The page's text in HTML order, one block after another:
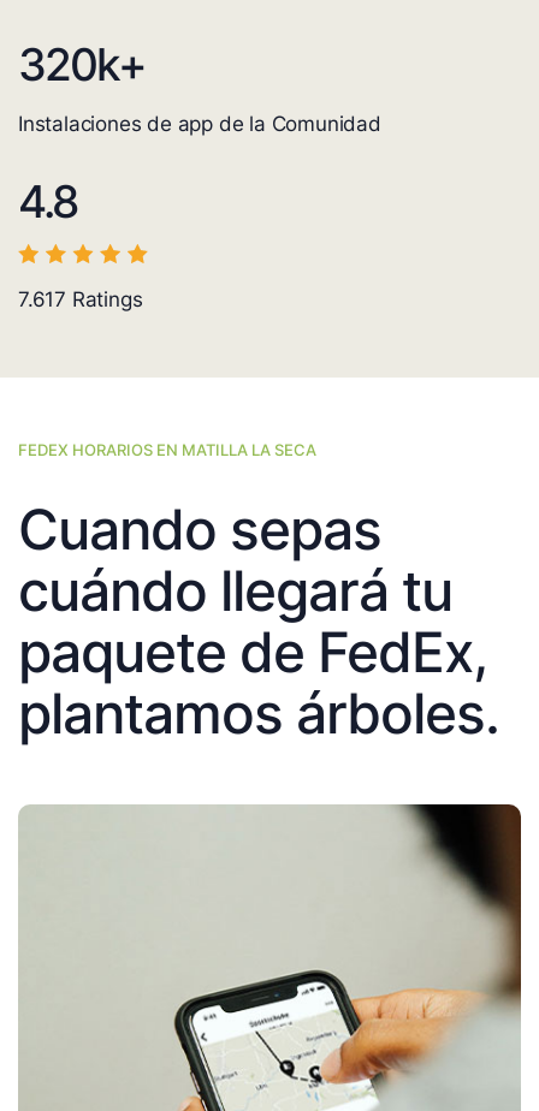
320k+
Instalaciones de app de la Comunidad
4.8
7.617 Ratings
FEDEX HORARIOS EN MATILLA LA SECA
Cuando sepas
cuándo llegará tu
paquete de FedEx,
plantamos árboles.